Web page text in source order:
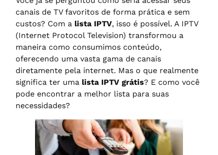
canais de TV favoritos de forma prática e sem
custos? Com a lista IPTV, isso é possível. A IPTV
(Internet Protocol Television) transformou a
maneira como consumimos conteúdo,
oferecendo uma vasta gama de canais
diretamente pela internet. Mas o que realmente
significa ter uma lista IPTV grátis? E como você
pode encontrar a melhor lista para suas
necessidades?